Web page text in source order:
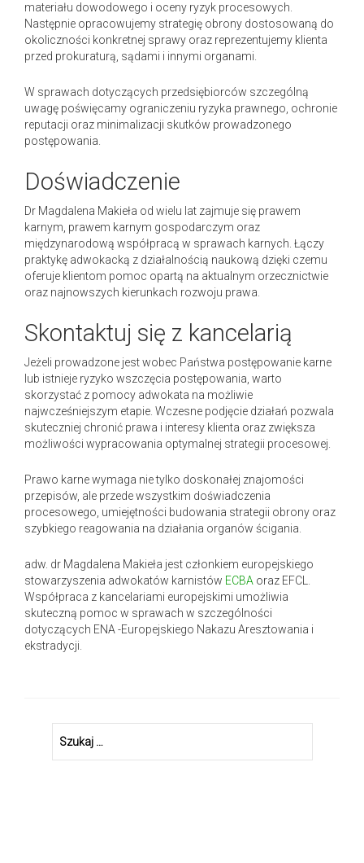
materiału dowodowego i oceny ryzyk procesowych.
Następnie opracowujemy strategię obrony dostosowaną do
okoliczności konkretnej sprawy oraz reprezentujemy klienta
przed prokuraturą, sądami i innymi organami.
W sprawach dotyczących przedsiębiorców szczególną
uwagę poświęcamy ograniczeniu ryzyka prawnego, ochronie
reputacji oraz minimalizacji skutków prowadzonego
postępowania.
Doświadczenie
Dr Magdalena Makieła od wielu lat zajmuje się prawem
karnym, prawem karnym gospodarczym oraz
międzynarodową współpracą w sprawach karnych. Łączy
praktykę adwokacką z działalnością naukową dzięki czemu
oferuje klientom pomoc opartą na aktualnym orzecznictwie
oraz najnowszych kierunkach rozwoju prawa.
Skontaktuj się z kancelarią
Jeżeli prowadzone jest wobec Państwa postępowanie karne
lub istnieje ryzyko wszczęcia postępowania, warto
skorzystać z pomocy adwokata na możliwie
najwcześniejszym etapie. Wczesne podjęcie działań pozwala
skuteczniej chronić prawa i interesy klienta oraz zwiększa
możliwości wypracowania optymalnej strategii procesowej.
Prawo karne wymaga nie tylko doskonałej znajomości
przepisów, ale przede wszystkim doświadczenia
procesowego, umiejętności budowania strategii obrony oraz
szybkiego reagowania na działania organów ścigania.
adw. dr Magdalena Makieła jest członkiem europejskiego
stowarzyszenia adwokatów karnistów ECBA oraz EFCL.
Współpraca z kancelariami europejskimi umożliwia
skuteczną pomoc w sprawach w szczególności
dotyczących ENA -Europejskiego Nakazu Aresztowania i
ekstradycji.